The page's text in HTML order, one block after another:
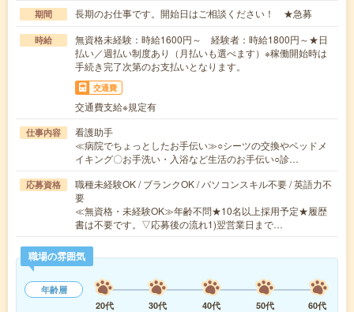
期間 長期のお仕事です。開始日はご相談ください！ ★急募
時給
無資格未経験：時給1600円～ 経験者：時給1800円～★日
払い／週払い制度あり（月払いも選べます）※稼働開始時は
手続き完了次第のお支払いとなります。
交通費
交通費支給※規定有
仕事内容
看護助手
≪病院でちょっとしたお手伝い≫○シーツの交換やベッドメ
イキング〇お手洗い・入浴など生活のお手伝い○診…
応募資格
職種未経験OK / ブランクOK / パソコンスキル不要 / 英語力不
要
≪無資格・未経験OK≫年齢不問★10名以上採用予定★履歴
書は不要です。▽応募後の流れ1)翌営業日まで…
職場の雰囲気
年齢層
20代
30代 40代 50代
60代